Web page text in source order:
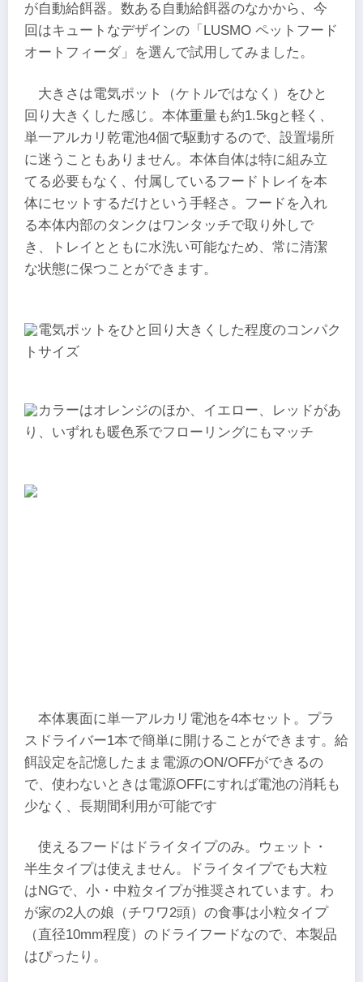
が自動給餌器。数ある自動給餌器のなかから、今
回はキュートなデザインの「LUSMO ペットフード
オートフィーダ」を選んで試用してみました。
大きさは電気ポット（ケトルではなく）をひと
回り大きくした感じ。本体重量も約1.5kgと軽く、
単一アルカリ乾電池4個で駆動するので、設置場所
に迷うこともありません。本体自体は特に組み立
てる必要もなく、付属しているフードトレイを本
体にセットするだけという手軽さ。フードを入れ
る本体内部のタンクはワンタッチで取り外しで
き、トレイとともに水洗い可能なため、常に清潔
な状態に保つことができます。
電気ポットをひと回り大きくした程度のコンパク
トサイズ
カラーはオレンジのほか、イエロー、レッドがあ
り、いずれも暖色系でフローリングにもマッチ
本体裏面に単一アルカリ電池を4本セット。プラ
スドライバー1本で簡単に開けることができます。給
餌設定を記憶したまま電源のON/OFFができるの
で、使わないときは電源OFFにすれば電池の消耗も
少なく、長期間利用が可能です
使えるフードはドライタイプのみ。ウェット・
半生タイプは使えません。ドライタイプでも大粒
はNGで、小・中粒タイプが推奨されています。わ
が家の2人の娘（チワワ2頭）の食事は小粒タイプ
（直径10mm程度）のドライフードなので、本製品
はぴったり。